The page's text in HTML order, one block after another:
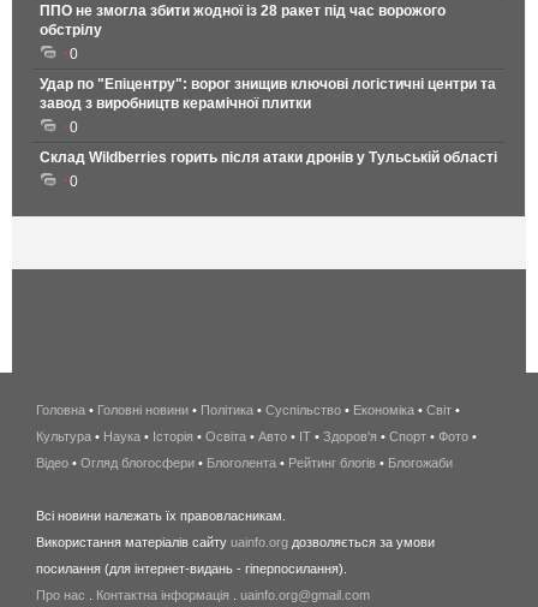
ППО не змогла збити жодної із 28 ракет під час ворожого
обстрілу
0
Удар по "Епіцентру": ворог знищив ключові логістичні центри та
завод з виробництв керамічної плитки
0
Склад Wildberries горить після атаки дронів у Тульській області
0
беспроводной
интернет
киев
wimax
в
Головна • Головні новини • Політика • Суспільство • Економіка • Світ •
Культура • Наука • Історія • Освіта • Авто • IT • Здоров'я • Спорт • Фото •
Відео • Огляд блогосфери • Блоголента • Рейтинг блогів • Блогожаби
Всі новини належать їх правовласникам.
Використання матеріалів сайту uainfo.org дозволяється за умови
посилання (для інтернет-видань - гіперпосилання).
Про нас
Контактна інформація uainfo.org@gmail.com